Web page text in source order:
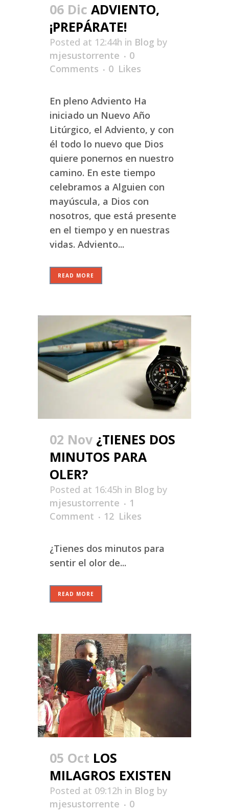
06 Dic ADVIENTO,
¡PREPÁRATE!
Posted at 12:44h in Blog by
mjesustorrente
0
Comments
0 Likes
En pleno Adviento Ha
iniciado un Nuevo Año
Litúrgico, el Adviento, y con
él todo lo nuevo que Dios
quiere ponernos en nuestro
camino. En este tiempo
celebramos a Alguien con
mayúscula, a Dios con
nosotros, que está presente
en el tiempo y en nuestras
vidas. Adviento...
READ MORE
02 Nov ¿TIENES DOS
MINUTOS PARA
OLER?
Posted at 16:45h in Blog by
mjesustorrente
1
Comment
12 Likes
¿Tienes dos minutos para
sentir el olor de...
READ MORE
05 Oct LOS
MILAGROS EXISTEN
Posted at 09:12h in Blog by
mjesustorrente
0